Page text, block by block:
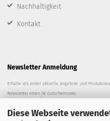
Diese Webseite
Nachhaltigkeit
Kontakt
Newsletter Anmeldung
Erhalte als erster aktuelle Angebote und
Newsletter einen 5€ Gutscheincode!